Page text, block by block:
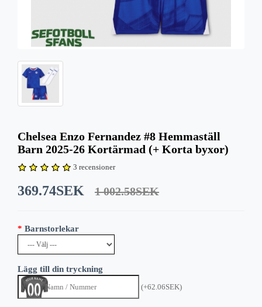
Chelsea Enzo Fernandez #8 Hemmaställ
Barn 2025-26 Kortärmad (+ Korta byxor)
3 recensioner
369.74SEK 1 002.58SEK
Barnstorlekar
Lägg till din tryckning
(+62.06SEK)